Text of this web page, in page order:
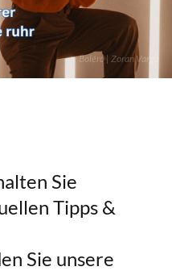
Boléro | Zoran Varga
Sie
Tipps &
Sie unsere